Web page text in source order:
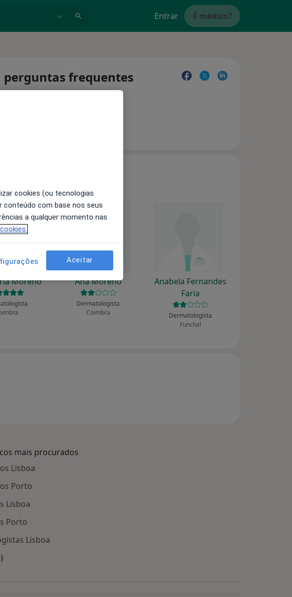
Entrar É médico?
frequentes
Moreno Ana Moreno
Dermatologista
Coimbra
Anabela Fernandes
Faria
Dermatologista
Funchal
mais procurados
Lisboa
Porto
Lisboa
Porto
Lisboa
cookies (ou tecnologias
com base nos seus
a qualquer momento nas
Aceitar